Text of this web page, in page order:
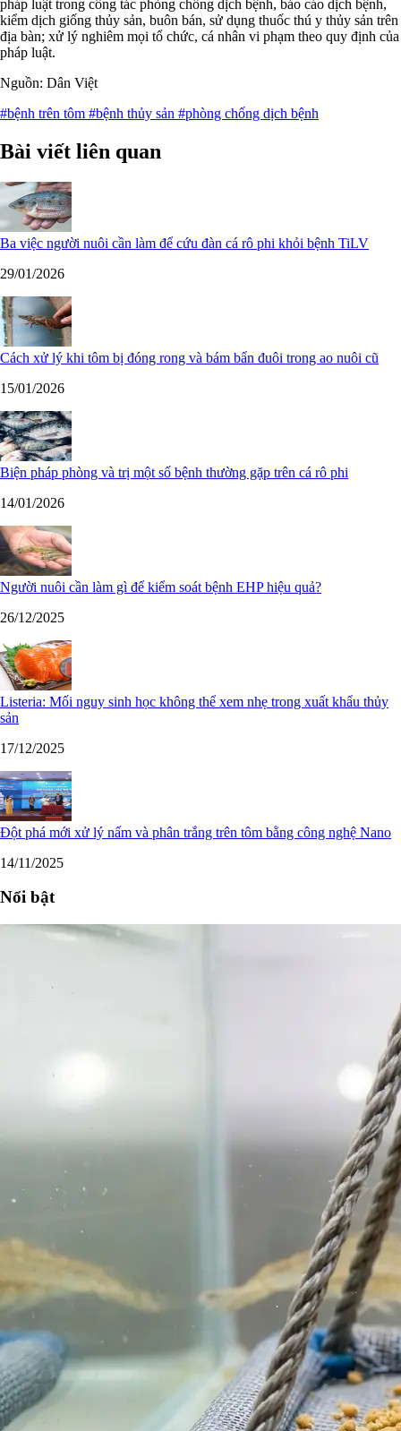
pháp luật trong công tác phòng chống dịch bệnh, báo cáo dịch bệnh,
kiểm dịch giống thủy sản, buôn bán, sử dụng thuốc thú y thủy sản trên
địa bàn; xử lý nghiêm mọi tổ chức, cá nhân vi phạm theo quy định của
pháp luật.
Nguồn: Dân Việt
#bệnh trên tôm #bệnh thủy sản #phòng chống dịch bệnh
Bài viết liên quan
Ba việc người nuôi cần làm để cứu đàn cá rô phi khỏi bệnh TiLV
29/01/2026
Cách xử lý khi tôm bị đóng rong và bám bẩn đuôi trong ao nuôi cũ
15/01/2026
Biện pháp phòng và trị một số bệnh thường gặp trên cá rô phi
14/01/2026
Người nuôi cần làm gì để kiểm soát bệnh EHP hiệu quả?
26/12/2025
Listeria: Mối nguy sinh học không thể xem nhẹ trong xuất khẩu thủy
sản
17/12/2025
Đột phá mới xử lý nấm và phân trắng trên tôm bằng công nghệ Nano
14/11/2025
Nổi bật